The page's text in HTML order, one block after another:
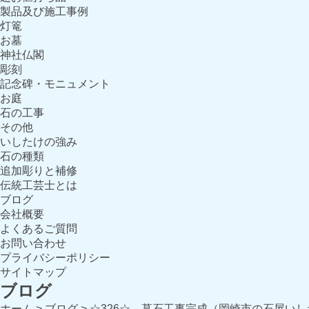
製品及び施工事例
灯篭
お墓
神社仏閣
彫刻
記念碑・モニュメント
お庭
石の工事
その他
いしたけの強み
石の種類
追加彫りと補修
伝統工芸士とは
ブログ
会社概要
よくあるご質問
お問い合わせ
プライバシーポリシー
サイトマップ
ブログ